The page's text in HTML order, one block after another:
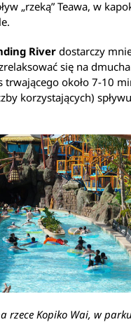
„rzeką” Teawa, w
River dostarczy
się na
trwającego około 7-10
korzystających)
rzece Kopiko Wai, w